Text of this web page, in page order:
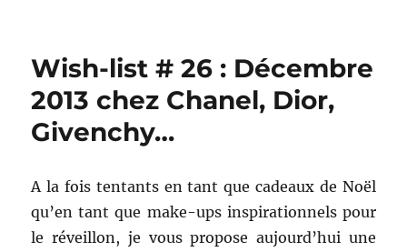
36
La
Noël
Sephora
Wish-list # 26 : Décembre
2013 chez Chanel, Dior,
Givenchy…
A la fois tentants en tant que cadeaux de Noël
qu’en tant que make-ups inspirationnels pour
le réveillon, je vous propose aujourd’hui une